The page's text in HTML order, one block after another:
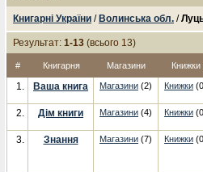
Книгарні України / Волинська обл. /
Результат: 1-13 (всього 13)
# Книгарня Магазини Книжки
1. Ваша книга Магазини (2) Книжки
2. Дім книги Магазини (4) Книжки
3. Знання Магазини (7) Книжки